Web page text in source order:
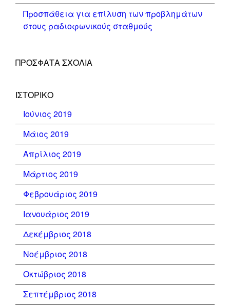
Προσπάθεια για επίλυση των προβλημάτων
στους ραδιοφωνικούς σταθμούς
ΠΡΌΣΦΑΤΑ ΣΧΌΛΙΑ
ΙΣΤΟΡΙΚΌ
Ιούνιος 2019
Μάιος 2019
Απρίλιος 2019
Μάρτιος 2019
Φεβρουάριος 2019
Ιανουάριος 2019
Δεκέμβριος 2018
Νοέμβριος 2018
Οκτώβριος 2018
Σεπτέμβριος 2018